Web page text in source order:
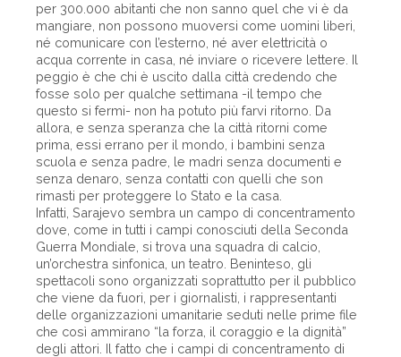
per 300.000 abitanti che non sanno quel che vi è da
mangiare, non possono muoversi come uomini liberi,
né comunicare con l’esterno, né aver elettricità o
acqua corrente in casa, né inviare o ricevere lettere. Il
peggio è che chi è uscito dalla città credendo che
fosse solo per qualche settimana -il tempo che
questo si fermi- non ha potuto più farvi ritorno. Da
allora, e senza speranza che la città ritorni come
prima, essi errano per il mondo, i bambini senza
scuola e senza padre, le madri senza documenti e
senza denaro, senza contatti con quelli che son
rimasti per proteggere lo Stato e la casa.
Infatti, Sarajevo sembra un campo di concentramento
dove, come in tutti i campi conosciuti della Seconda
Guerra Mondiale, si trova una squadra di calcio,
un’orchestra sinfonica, un teatro. Beninteso, gli
spettacoli sono organizzati soprattutto per il pubblico
che viene da fuori, per i giornalisti, i rappresentanti
delle organizzazioni umanitarie seduti nelle prime file
che così ammirano “la forza, il coraggio e la dignità”
degli attori. Il fatto che i campi di concentramento di